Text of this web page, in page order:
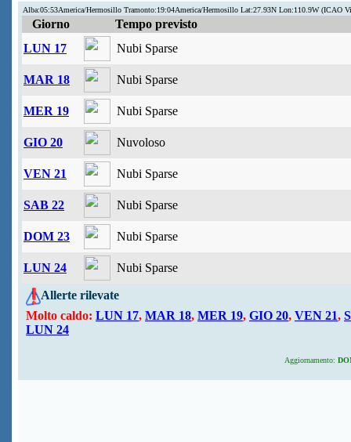
Alba:05:53America/Hermosillo Tramonto:19:04America/Hermosillo Lat:27.93N Lon:110.9W (ICAO
Giorno
Tempo previsto
LUN 17
Nubi Sparse
MAR 18 Nubi Sparse
MER 19 Nubi Sparse
GIO 20 Nuvoloso
VEN 21 Nubi Sparse
SAB 22 Nubi Sparse
DOM 23 Nubi Sparse
LUN 24 Nubi Sparse
Allerte rilevate
Molto caldo: LUN 17, MAR 18, MER 19, GIO 20, VEN 21,
LUN 24
Aggiornamento: